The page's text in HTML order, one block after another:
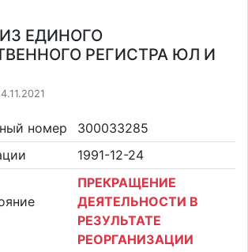
ЕДИНОГО
РЕГИСТРА ЮЛ И
номер
300033285
1991-12-24
ПРЕКРАЩЕНИЕ
ДЕЯТЕЛЬНОСТИ В
РЕЗУЛЬТАТЕ
РЕОРГАНИЗАЦИИ